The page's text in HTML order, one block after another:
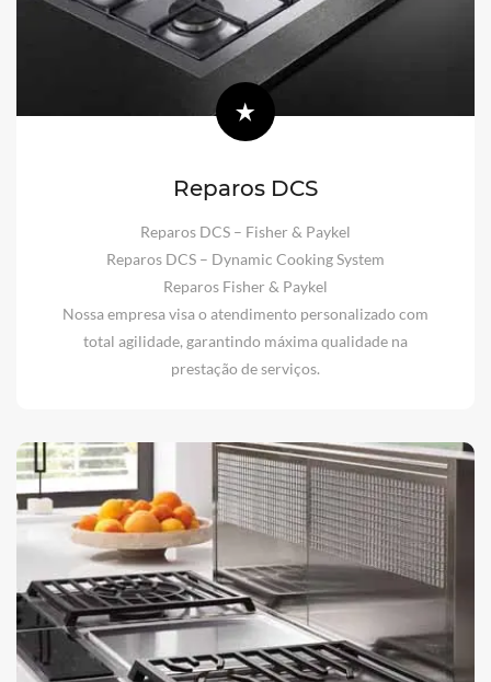
Reparos DCS
Reparos DCS – Fisher & Paykel
Reparos DCS – Dynamic Cooking System
Reparos Fisher & Paykel
Nossa empresa visa o atendimento personalizado com
total agilidade, garantindo máxima qualidade na
prestação de serviços.